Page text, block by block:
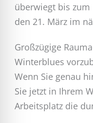
überwiegt bis
den 21. März im
Großzügige
Winterblues
Wenn Sie genau
Sie jetzt in Ihrem
Arbeitsplatz die